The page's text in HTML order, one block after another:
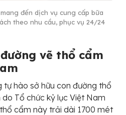
đến dịch vụ cung cấp bữa
theo nhu cầu, phục vụ 24/24
vẽ thổ cẩm
tự hào sở hữu con đường thổ
Tổ chức kỷ lục Việt Nam
cẩm này trải dài 1700 mét